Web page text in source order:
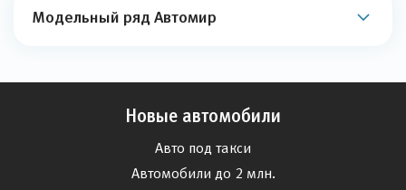
Модельный ряд Автомир
Новые автомобили
Авто под такси
Автомобили до 2 млн.